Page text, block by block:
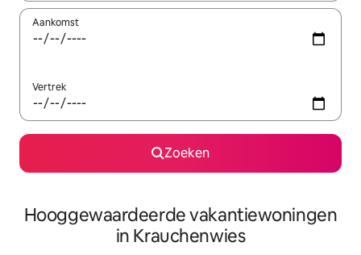
Aankomst
Vertrek
Zoeken
Hooggewaardeerde vakantiewoningen
in Krauchenwies